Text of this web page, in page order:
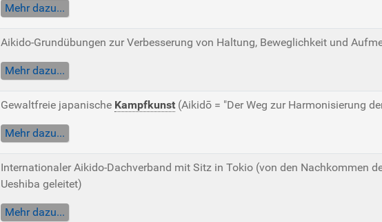
Mehr dazu...
Aikido-Grundübungen zur Verbesserung von Haltung, Beweglichkeit und
Mehr dazu...
Gewaltfreie japanische Kampfkunst (Aikidō = "Der Weg zur Harmonisierung
Mehr dazu...
Internationaler Aikido-Dachverband mit Sitz in Tokio (von den Nachkommen
Ueshiba geleitet)
Mehr dazu...